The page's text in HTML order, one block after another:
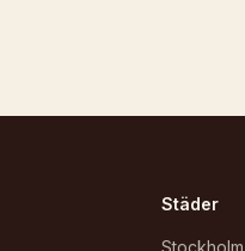
Städer
Stockholm